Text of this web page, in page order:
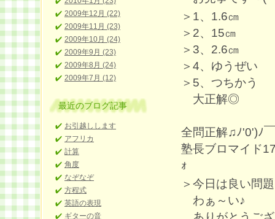
＞1、1.6㎝
＞2、15㎝
＞3、2.6㎝
＞4、ゆうぜい
＞5、つちかう
大正解◎
全問正解♫ﾉ'0')ﾉ
塾長ブロマイド
ｫ
＞今日は良い問
わぁ～い♪
2009年12月 (22)
2009年11月 (23)
2009年10月 (24)
2009年9月 (23)
2009年8月 (24)
2009年7月 (12)
最近のブログ記事
お引越しします
アフリカ
計算
角度
なぞなぞ
方程式
英語の表現
ギターの音